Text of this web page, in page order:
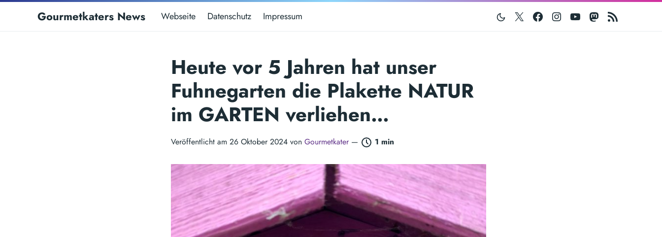
Gourmetkaters News TwitterFacebook
Instagram
YoutubeMastodon
Webseite Datenschutz Impressum
Heute vor 5 Jahren hat unser
Fuhnegarten die Plakette NATUR
im GARTEN verliehen…
Veröffentlicht am 26 Oktober 2024 vonGourmetkater — 1 min